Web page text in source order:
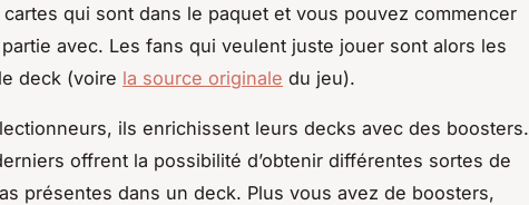
qui sont dans le paquet et vous pouvez commencer
avec. Les fans qui veulent juste jouer sont alors les
deck (voire la source originale du jeu).
ils enrichissent leurs decks avec des boosters.
offrent la possibilité d’obtenir différentes sortes de
présentes dans un deck. Plus vous avez de boosters,